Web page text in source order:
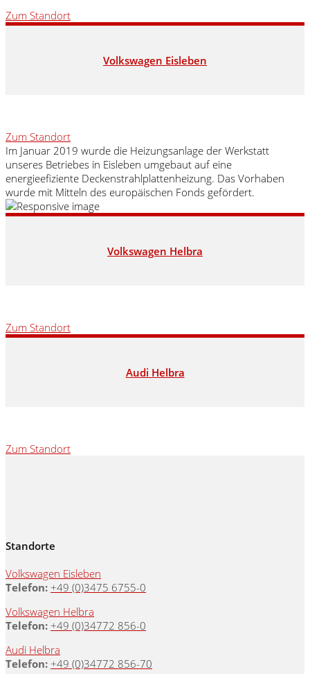
Zum Standort
Volkswagen Eisleben
Zum Standort
Im Januar 2019 wurde die Heizungsanlage der Werkstatt
unseres Betriebes in Eisleben umgebaut auf eine
energieefiziente Deckenstrahlplattenheizung. Das Vorhaben
wurde mit Mitteln des europäischen Fonds gefördert.
Volkswagen Helbra
Zum Standort
Audi Helbra
Zum Standort
Standorte
Volkswagen Eisleben
Telefon: +49 (0)3475 6755-0
Volkswagen Helbra
Telefon: +49 (0)34772 856-0
Audi Helbra
Telefon: +49 (0)34772 856-70